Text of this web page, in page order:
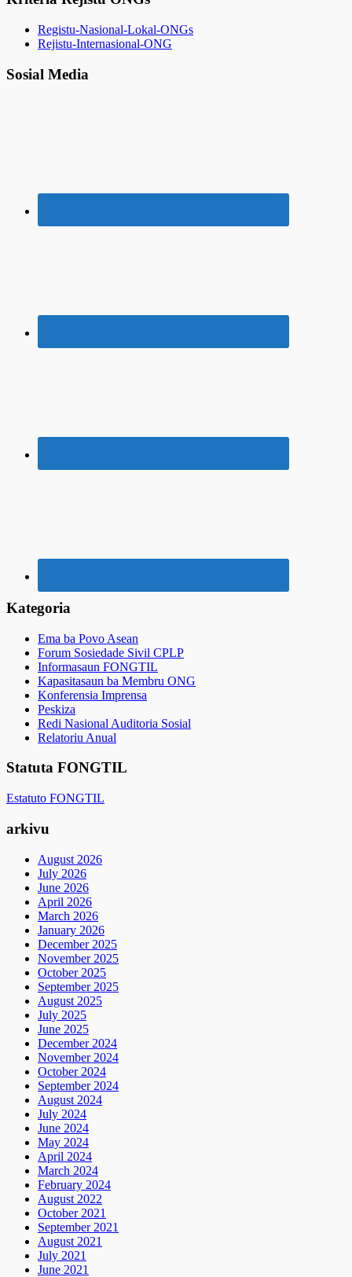
Registu-Nasional-Lokal-ONGs
Rejistu-Internasional-ONG
Sosial Media
Kategoria
Ema ba Povo Asean
Forum Sosiedade Sivil CPLP
Informasaun FONGTIL
Kapasitasaun ba Membru ONG
Konferensia Imprensa
Peskiza
Redi Nasional Auditoria Sosial
Relatoriu Anual
Statuta FONGTIL
Estatuto FONGTIL
arkivu
August 2026
July 2026
June 2026
April 2026
March 2026
January 2026
December 2025
November 2025
October 2025
September 2025
August 2025
July 2025
June 2025
December 2024
November 2024
October 2024
September 2024
August 2024
July 2024
June 2024
May 2024
April 2024
March 2024
February 2024
August 2022
October 2021
September 2021
August 2021
July 2021
June 2021